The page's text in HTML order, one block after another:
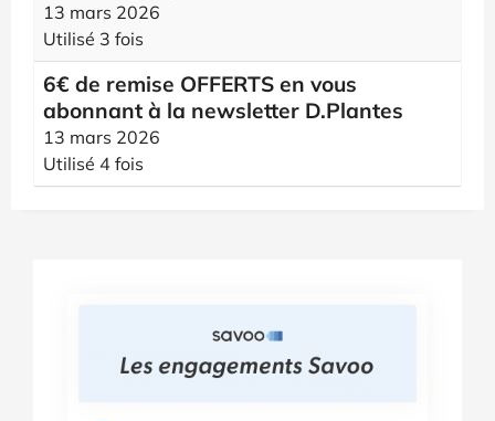
13 mars 2026
Utilisé 3 fois
6€ de remise OFFERTS ​en vous
abonnant à la newsletter​ D.Plantes
13 mars 2026
Utilisé 4 fois